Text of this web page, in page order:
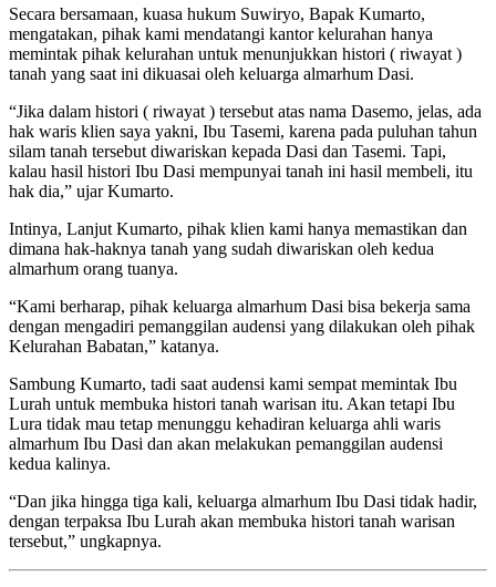
Secara bersamaan, kuasa hukum Suwiryo, Bapak Kumarto,
mengatakan, pihak kami mendatangi kantor kelurahan hanya
memintak pihak kelurahan untuk menunjukkan histori ( riwayat )
tanah yang saat ini dikuasai oleh keluarga almarhum Dasi.
“Jika dalam histori ( riwayat ) tersebut atas nama Dasemo, jelas, ada
hak waris klien saya yakni, Ibu Tasemi, karena pada puluhan tahun
silam tanah tersebut diwariskan kepada Dasi dan Tasemi. Tapi,
kalau hasil histori Ibu Dasi mempunyai tanah ini hasil membeli, itu
hak dia,” ujar Kumarto.
Intinya, Lanjut Kumarto, pihak klien kami hanya memastikan dan
dimana hak-haknya tanah yang sudah diwariskan oleh kedua
almarhum orang tuanya.
“Kami berharap, pihak keluarga almarhum Dasi bisa bekerja sama
dengan mengadiri pemanggilan audensi yang dilakukan oleh pihak
Kelurahan Babatan,” katanya.
Sambung Kumarto, tadi saat audensi kami sempat memintak Ibu
Lurah untuk membuka histori tanah warisan itu. Akan tetapi Ibu
Lura tidak mau tetap menunggu kehadiran keluarga ahli waris
almarhum Ibu Dasi dan akan melakukan pemanggilan audensi
kedua kalinya.
“Dan jika hingga tiga kali, keluarga almarhum Ibu Dasi tidak hadir,
dengan terpaksa Ibu Lurah akan membuka histori tanah warisan
tersebut,” ungkapnya.